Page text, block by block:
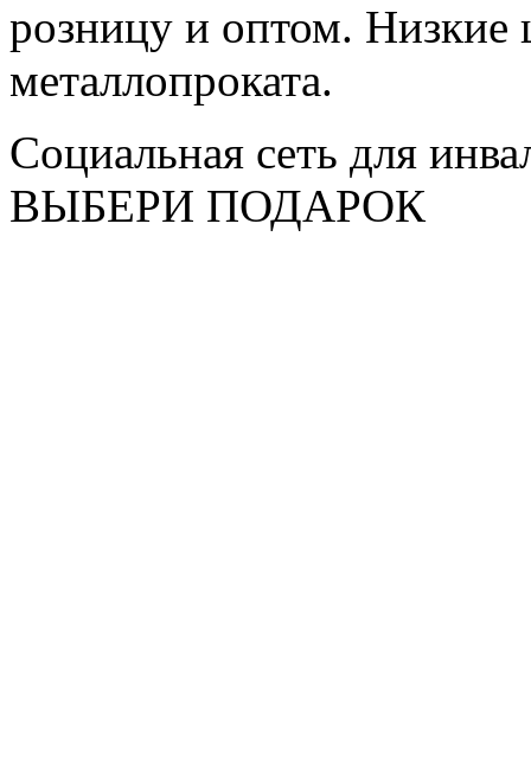
розницу и оптом. Низкие
металлопроката.
Социальная сеть для
ВЫБЕРИ ПОДАРОК